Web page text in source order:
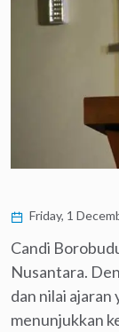
Friday, 1
Candi
Nusantara.
dan nilai ajaran
menunjukkan